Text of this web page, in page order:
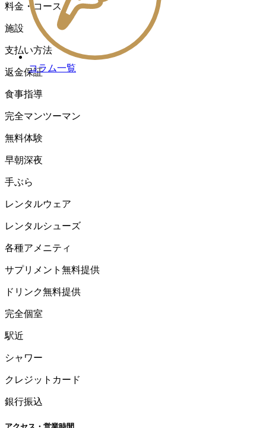
コラム一覧
料金・コース
施設
支払い方法
返金保証
食事指導
完全マンツーマン
無料体験
早朝深夜
手ぶら
レンタルウェア
レンタルシューズ
各種アメニティ
サプリメント無料提供
ドリンク無料提供
完全個室
駅近
シャワー
クレジットカード
銀行振込